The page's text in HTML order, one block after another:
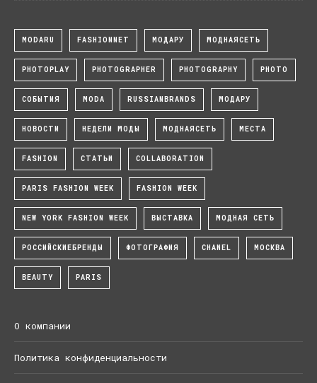
MODARU FASHIONNET МОДАРУ МОДНАЯСЕТЬ
PHOTOPLAY PHOTOGRAPHER PHOTOGRAPHY PHOTO
СОБЫТИЯ MODA RUSSIANBRANDS МОДАРУ
НОВОСТИ НЕДЕЛИ МОДЫ МОДНАЯСЕТЬ МЕСТА
FASHION СТАТЬИ COLLABORATION
PARIS FASHION WEEK FASHION WEEK
NEW YORK FASHION WEEK ВЫСТАВКА МОДНАЯ СЕТЬ
РОССИЙСКИЕБРЕНДЫ ФОТОГРАФИЯ CHANEL МОСКВА
BEAUTY PARIS
О компании
Политика конфиденциальности